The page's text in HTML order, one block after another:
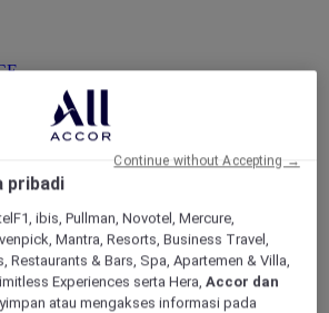
Montparnasse
yang dekat
kereta Gare
PARIS
pribadi
ibis, Pullman, Novotel, Mercure,
Mantra, Resorts, Business Travel,
Restaurants & Bars, Spa, Apartemen & Villa,
Experiences serta Hera,Accor dan
atau mengakses informasi pada
Continue without Accepting →